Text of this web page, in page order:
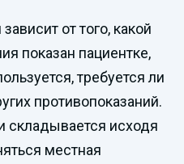
от того, какой
показан пациентке,
требуется ли
противопоказаний.
складывается исходя
местная